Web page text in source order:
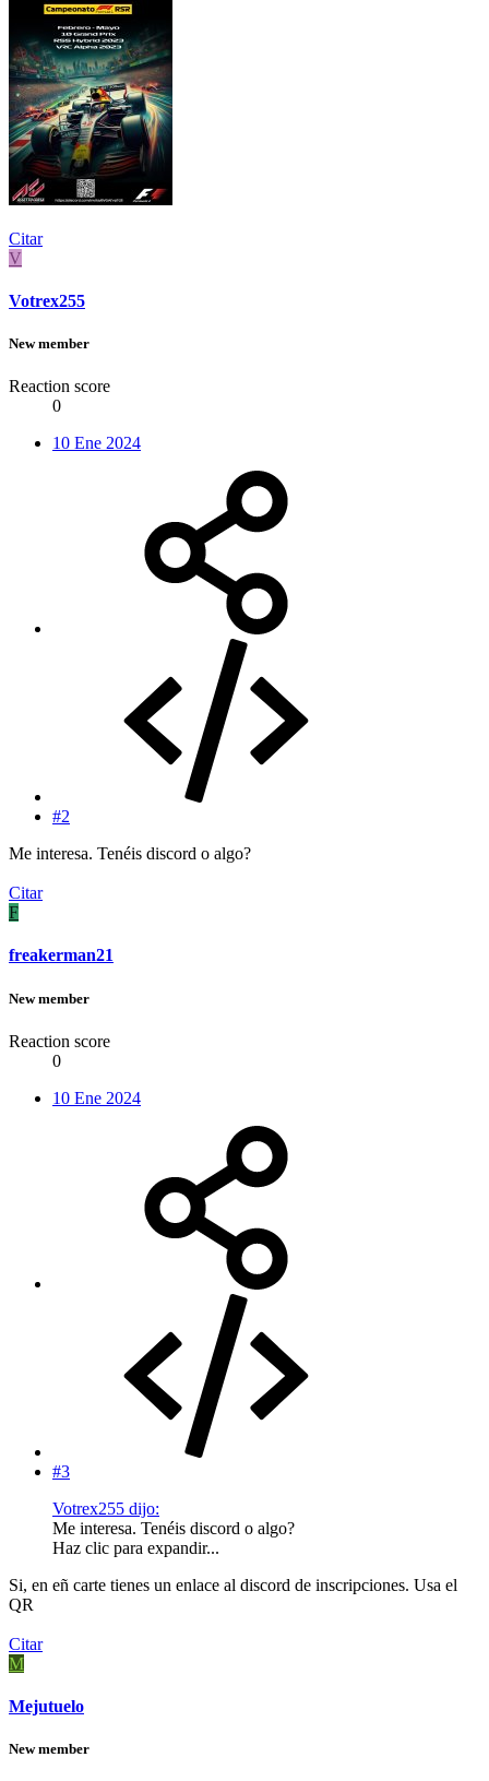
Citar
V
Votrex255
New member
Reaction score
0
10 Ene 2024
#2
Me interesa. Tenéis discord o algo?
Citar
F
freakerman21
New member
Reaction score
0
10 Ene 2024
#3
Votrex255 dijo:
Me interesa. Tenéis discord o algo?
Haz clic para expandir...
Si, en eñ carte tienes un enlace al discord de inscripciones. Usa el
QR
Citar
M
Mejutuelo
New member